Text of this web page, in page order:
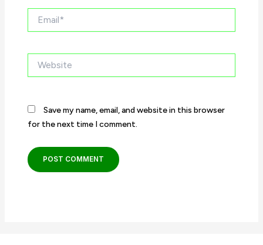
Save my name, email, and website in this browser
for the next time I comment.